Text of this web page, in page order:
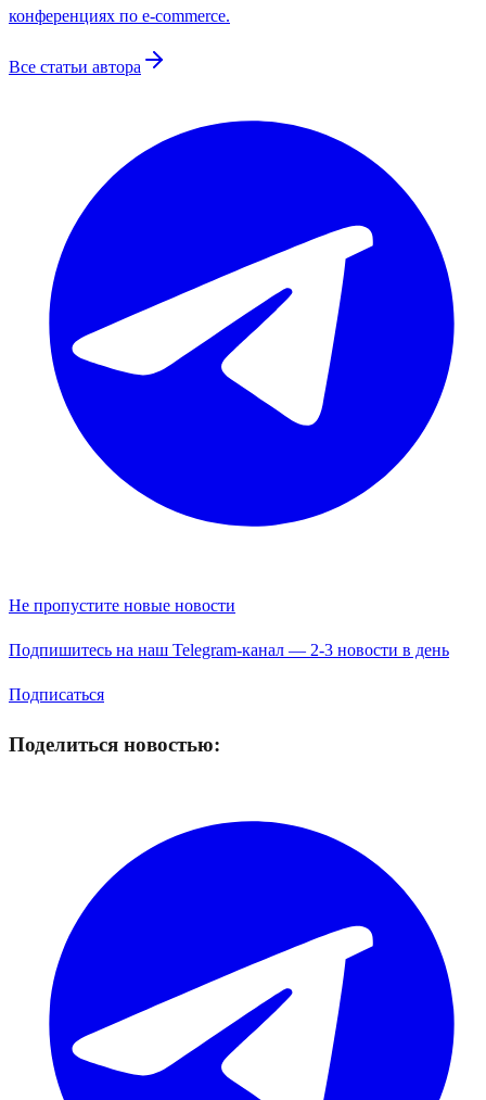
конференциях по e-commerce.
Все статьи автора
Не пропустите новые новости
Подпишитесь на наш Telegram-канал — 2-3 новости в день
Подписаться
Поделиться новостью: